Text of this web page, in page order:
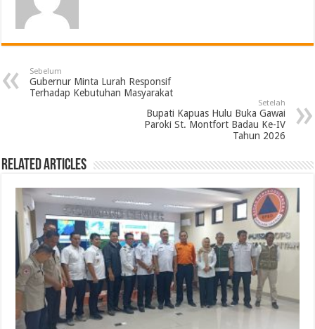
Sebelum
Gubernur Minta Lurah Responsif
Terhadap Kebutuhan Masyarakat
Setelah
Bupati Kapuas Hulu Buka Gawai
Paroki St. Montfort Badau Ke-IV
Tahun 2026
Related Articles